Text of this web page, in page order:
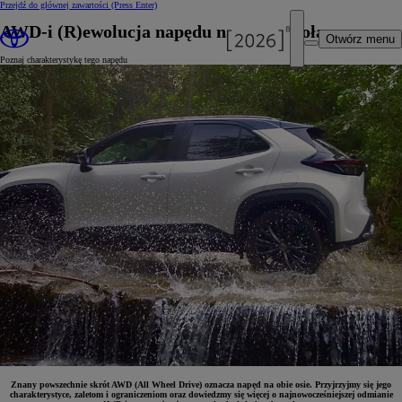
Przejdź do głównej zawartości (Press Enter)
Otwórz menu
AWD-i (R)ewolucja napędu na cztery koła
Poznaj charakterystykę tego napędu
Znany powszechnie skrót AWD (All Wheel Drive) oznacza napęd na obie osie. Przyjrzyjmy się jego
charakterystyce, zaletom i ograniczeniom oraz dowiedzmy się więcej o najnowocześniejszej odmianie